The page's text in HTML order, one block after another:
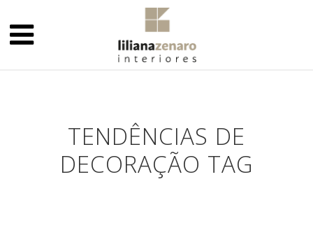
TENDÊNCIAS DE
DECORAÇÃO TAG